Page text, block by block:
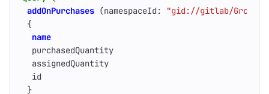
addOnPurchases (namespaceId :
"gid://gitlab/Group/
{
name
purchasedQuantity
assignedQuantity
id
}